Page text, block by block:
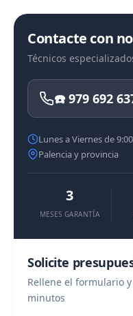
Contacte con
Técnicos
☎️ 979 692
Lunes a Viernes de
Palencia y provincia
3
MESES GARANTÍA
Solicite
Rellene el formulario
minutos